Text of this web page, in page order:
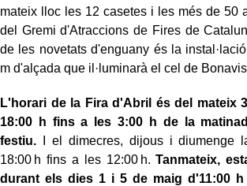
mateix lloc les 12 casetes i les més de 50
del Gremi d'Atraccions de Fires de
de les novetats d'enguany és la
m d'alçada que il·luminarà el cel de
L'horari de la Fira d'Abril és del mateix
18:00 h fins a les 3:00 h de la
festiu. I el dimecres, dijous i diumenge
18:00 h fins a les 12:00 h.Tanmateix,
durant els dies 1 i 5 de maig d'11:00